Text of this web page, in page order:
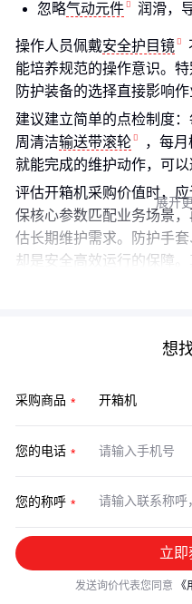
忽略气动元件 润滑，
操作人员佩戴安全护目镜
能培养规范的操作意识。
防护装备的选择直接影响作
建议建立简单的点检制度
周清洁输送带滚轮
，每
就能完成的维护动作，可以
评估开箱机采购价值时，
保核心参数匹配业务场景
估长期维护需求。防护手
却是安全高效运行的保障
展开
想
采购商品
您的电话
您的称呼
立即
发送询价代表您同意 《